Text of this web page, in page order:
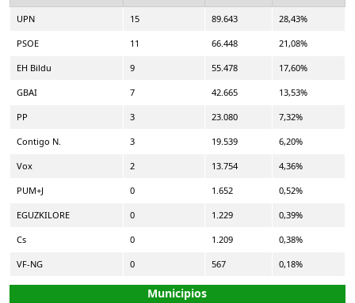
UPN 15 89.643 28,43%
PSOE 11 66.448 21,08%
EH Bildu 9 55.478 17,60%
GBAI 7 42.665 13,53%
PP 3 23.080 7,32%
Contigo N. 3 19.539 6,20%
Vox 2 13.754 4,36%
PUM+J 0 1.652 0,52%
EGUZKILORE 0 1.229 0,39%
Cs 0 1.209 0,38%
VF-NG 0 567 0,18%
Municipios